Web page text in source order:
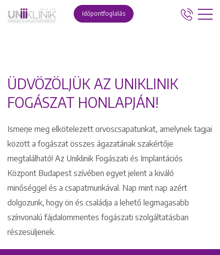
Időpontfoglalás
ÜDVÖZÖLJÜK AZ UNIKLINIK
FOGÁSZAT HONLAPJÁN!
Ismerje meg elkötelezett orvoscsapatunkat, amelynek tagjai
között a fogászat összes ágazatának szakértője
megtalálható! Az Uniklinik Fogászati és Implantációs
Központ Budapest szívében egyet jelent a kiváló
minőséggel és a csapatmunkával. Nap mint nap azért
dolgozunk, hogy ön és családja a lehető legmagasabb
színvonalú fájdalommentes fogászati szolgáltatásban
részesüljenek.